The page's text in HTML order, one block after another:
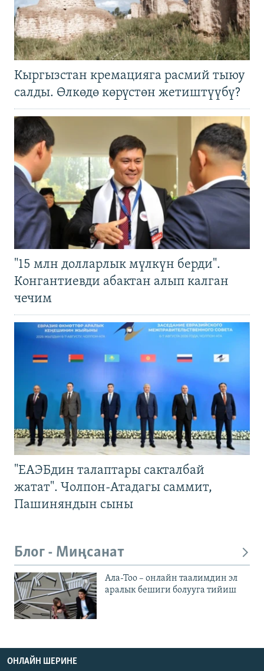
Кыргызстан кремацияга расмий тыюу
салды. Өлкөдө көрүстөн жетиштүүбү?
"15 млн долларлык мүлкүн берди".
Конгантиевди абактан алып калган
чечим
"ЕАЭБдин талаптары сакталбай
жатат". Чолпон-Атадагы саммит,
Пашиняндын сыны
Блог - Миңсанат
Ала-Тоо – онлайн таалимдин эл
аралык бешиги болууга тийиш
ОНЛАЙН ШЕРИНЕ